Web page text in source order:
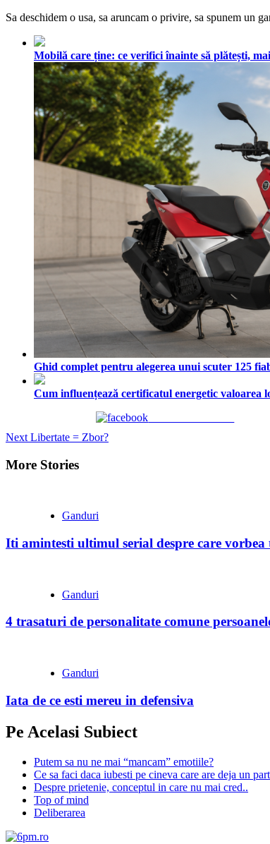
Sa deschidem o usa, sa aruncam o privire, sa spunem un
Mobilă care ține: ce verifici înainte să plătești,
Ghid complet pentru alegerea unui scuter 125
Cum influențează certificatul energetic valoarea
Continue
Reading
Next Libertate = Zbor?
More Stories
Ganduri
Iti amintesti ultimul serial despre care vorbea
Ganduri
4 trasaturi de personalitate comune
Ganduri
Iata de ce esti mereu in defensiva
Pe Acelasi Subiect
Putem sa nu ne mai “mancam” emotiile?
Ce sa faci daca iubesti pe cineva care are deja un
Despre prietenie, conceptul in care nu mai cred..
Top of mind
Deliberarea